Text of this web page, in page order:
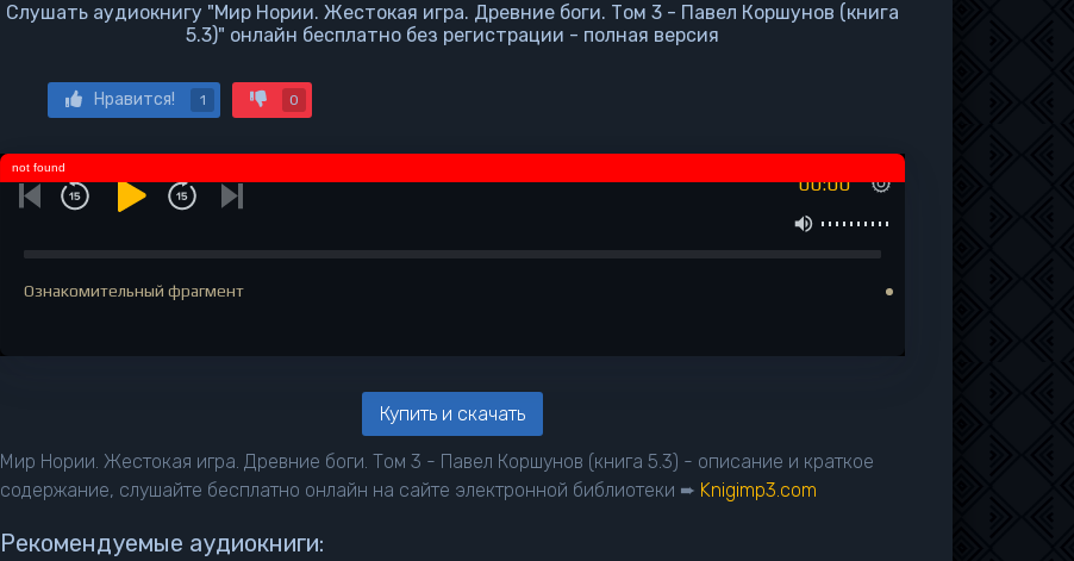
Слушать аудиокнигу "Мир Нории. Жестокая игра. Древние боги. Том 3 - Павел Коршунов (книга
5.3)" онлайн бесплатно без регистрации - полная версия
Нравится! 1 0
00:00
Ознакомительный фрагмент
not found
Купить и скачать
Мир Нории. Жестокая игра. Древние боги. Том 3 - Павел Коршунов (книга 5.3) - описание и краткое
содержание, слушайте бесплатно онлайн на сайте электронной библиотеки ➨ Knigimp3.com
Рекомендуемые аудиокниги: